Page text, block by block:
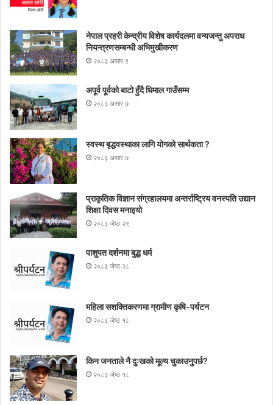
नेपाल प्रहरी केन्द्रीय विशेष कार्यदलमा वन्यजन्तु अपराध
नियन्त्रणसम्बन्धी अभिमुखीकरण
२०८३ असार ९
अपूर्व पूर्वको बाटो हुँदै धिमाल गाउँसम्म
२०८३ असार ७
स्वस्थ बृद्धवस्थाका लागि योगको सार्थकता ?
२०८३ असार ७
प्राकृतिक विज्ञान संग्रहालयमा अन्तर्राष्ट्रिय वनस्पति उद्यान
शिक्षा दिवस मनाइयाे
२०८३ जेष्ठ २९
पाशुपत दर्शनमा बुद्ध धर्म​
२०८३ जेष्ठ २८
महिला सशक्तिकरणमा ग्रामीण कृषि-पर्यटन
२०८३ जेष्ठ १८
किन जनताले नै दुःखको मूल्य चुकाउनुपर्छ?
२०८३ जेष्ठ १८